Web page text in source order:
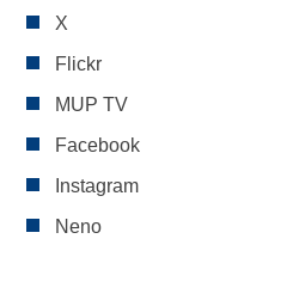
X
Flickr
MUP TV
Facebook
Instagram
Neno